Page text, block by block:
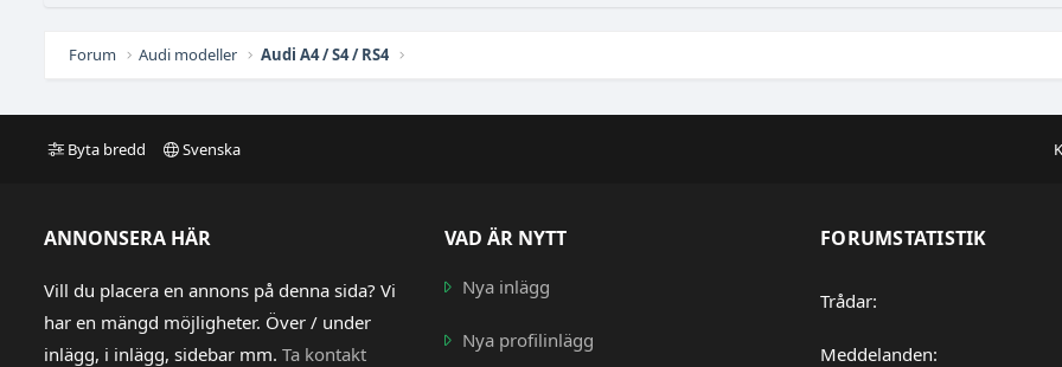
Forum Audi modeller Audi A4 / S4 / RS4
Byta bredd Svenska
ANNONSERA HÄR
Vill du placera en annons på denna sida? Vi
har en mängd möjligheter. Över / under
inlägg, i inlägg, sidebar mm. Ta kontakt
VAD ÄR NYTT
Nya inlägg
Nya profilinlägg
FORUMSTATISTIK
Trådar
Meddelanden